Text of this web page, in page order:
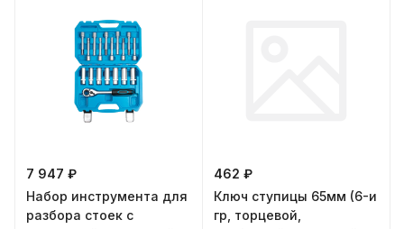
7 947 ₽
Набор инструмента для
разбора стоек с
462 ₽
Ключ ступицы 65мм (6-и
гр, торцевой,